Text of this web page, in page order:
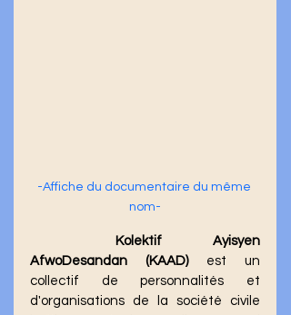
-Affiche du documentaire du même
nom-
Kolektif Ayisyen
AfwoDesandan (KAAD) est un
collectif de personnalités et
d'organisations de la société civile